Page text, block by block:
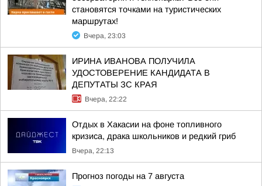
становятся точками на туристических
маршрутах!
Вчера, 23:03
ИРИНА ИВАНОВА ПОЛУЧИЛА
УДОСТОВЕРЕНИЕ КАНДИДАТА В
ДЕПУТАТЫ ЗС КРАЯ
Вчера, 22:22
Отдых в Хакасии на фоне топливного
кризиса, драка школьников и редкий гриб
Вчера, 22:13
Прогноз погоды на 7 августа